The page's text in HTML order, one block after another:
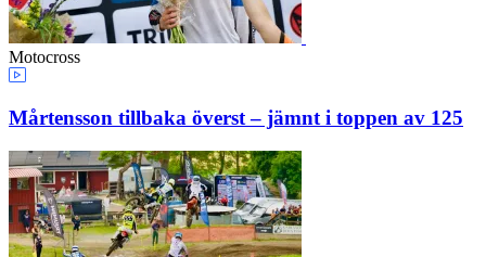
Motocross
Mårtensson tillbaka överst – jämnt i toppen av 125